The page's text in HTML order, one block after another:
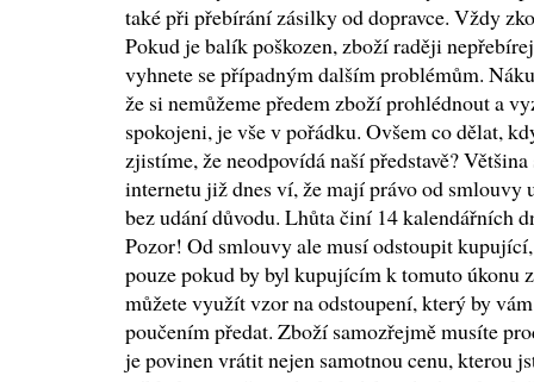
také při přebírání zásilky od dopravce. Vždy
Pokud je balík poškozen, zboží raději
vyhnete se případným dalším problémům.
že si nemůžeme předem zboží prohlédnout a
spokojeni, je vše v pořádku. Ovšem co dělat,
zjistíme, že neodpovídá naší představě?
internetu již dnes ví, že mají právo od smlouvy
bez udání důvodu. Lhůta činí 14 kalendářních
Pozor! Od smlouvy ale musí odstoupit
pouze pokud by byl kupujícím k tomuto úkonu
můžete využít vzor na odstoupení, který by
poučením předat. Zboží samozřejmě musíte
je povinen vrátit nejen samotnou cenu, kterou